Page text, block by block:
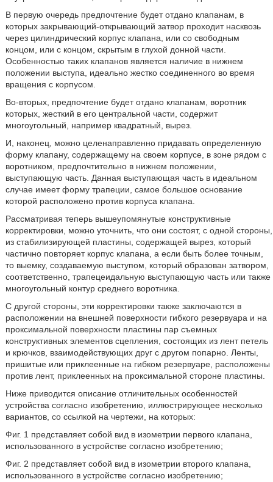
В первую очередь предпочтение будет отдано клапанам, в
которых закрывающий-открывающий затвор проходит насквозь
через цилиндрический корпус клапана, или со свободным
концом, или с концом, скрытым в глухой донной части.
Особенностью таких клапанов является наличие в нижнем
положении выступа, идеально жестко соединенного во время
вращения с корпусом.
Во-вторых, предпочтение будет отдано клапанам, воротник
которых, жесткий в его центральной части, содержит
многоугольный, например квадратный, вырез.
И, наконец, можно целенаправленно придавать определенную
форму клапану, содержащему на своем корпусе, в зоне рядом с
воротником, предпочтительно в нижнем положении,
выступающую часть. Данная выступающая часть в идеальном
случае имеет форму трапеции, самое большое основание
которой расположено против корпуса клапана.
Рассматривая теперь вышеупомянутые конструктивные
корректировки, можно уточнить, что они состоят, с одной стороны,
из стабилизирующей пластины, содержащей вырез, который
частично повторяет корпус клапана, а если быть более точным,
то выемку, создаваемую выступом, который образован затвором,
соответственно, трапецеидальную выступающую часть или также
многоугольный контур среднего воротника.
С другой стороны, эти корректировки также заключаются в
расположении на внешней поверхности гибкого резервуара и на
проксимальной поверхности пластины пар съемных
конструктивных элементов сцепления, состоящих из лент петель
и крючков, взаимодействующих друг с другом попарно. Ленты,
пришитые или приклеенные на гибком резервуаре, расположены
против лент, приклеенных на проксимальной стороне пластины.
Ниже приводится описание отличительных особенностей
устройства согласно изобретению, иллюстрирующее несколько
вариантов, со ссылкой на чертежи, на которых:
Фиг. 1 представляет собой вид в изометрии первого клапана,
использованного в устройстве согласно изобретению;
Фиг. 2 представляет собой вид в изометрии второго клапана,
использованного в устройстве согласно изобретению;